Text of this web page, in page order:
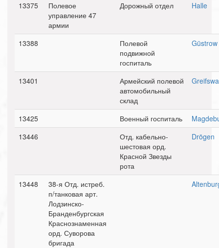
13375
Полевое
управление 47
армии
Дорожный отдел Halle
13388
Полевой
подвижной
госпиталь
Güstrow
13401
Армейский полевой
автомобильный
склад
13425 Военный госпиталь
13446
Отд. кабельно-
шестовая орд.
Красной Звезды
рота
Drögen
13448
38-я Отд. истреб.
п/танковая арт.
Лодзинско-
Бранденбургская
Краснознаменная
орд. Суворова
бригада